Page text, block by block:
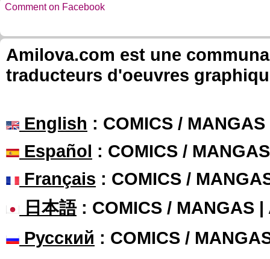
Comment on Facebook
Amilova.com est une
traducteurs d'oeuvres
English : COMICS /
Español : COMICS /
Français : COMICS /
日本語: COMICS / MANGAS |
Русский : COMICS /